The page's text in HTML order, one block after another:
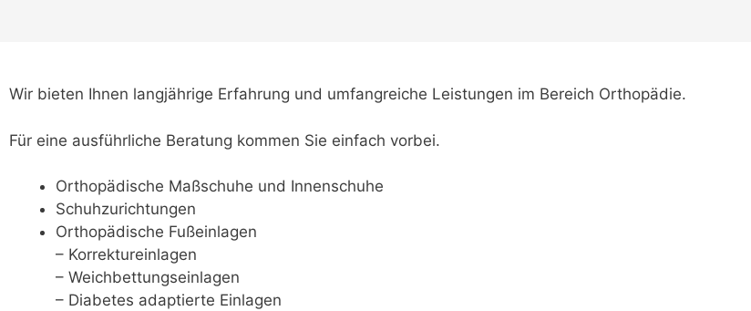
Wir bieten Ihnen langjährige Erfahrung und umfangreiche Leistungen im Bereich Orthopädie.
Für eine ausführliche Beratung kommen Sie einfach vorbei.
Orthopädische Maßschuhe und Innenschuhe
Schuhzurichtungen
Orthopädische Fußeinlagen
– Korrektureinlagen
– Weichbettungseinlagen
– Diabetes adaptierte Einlagen